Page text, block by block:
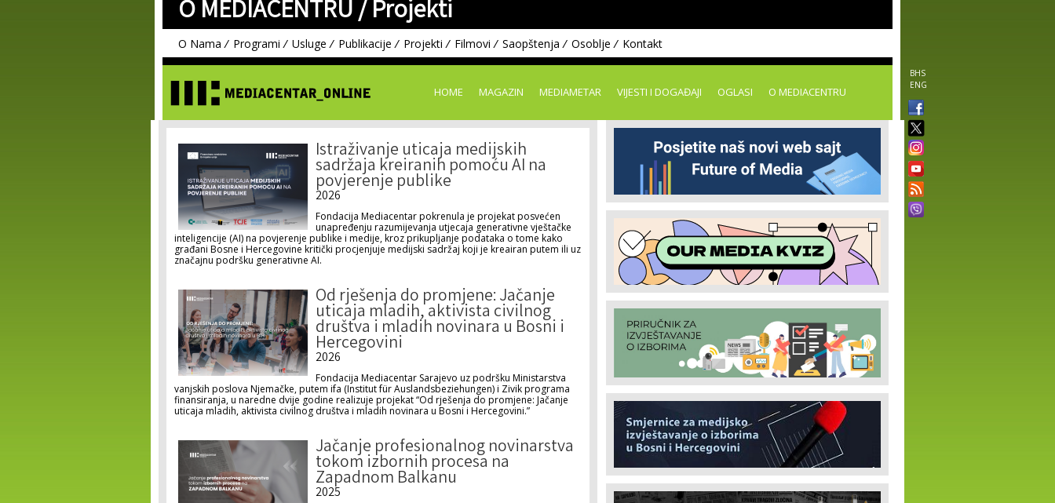
content
O MEDIACENTRU /Projekti
O Nama Programi Usluge Publikacije Projekti Filmovi Saopštenja Osoblje Kontakt
BHS
ENG
HOME MAGAZIN MEDIAMETAR VIJESTI I DOGAĐAJI OGLASI O MEDIACENTRU
Istraživanje uticaja medijskih
sadržaja kreiranih pomoću AI na
povjerenje publike
2026
Fondacija Mediacentar pokrenula je projekat posvećen
unapređenju razumijevanja utjecaja generativne vještačke
inteligencije (AI) na povjerenje publike i medije, kroz prikupljanje podataka o tome kako
građani Bosne i Hercegovine kritički procjenjuje medijski sadržaj koji je kreairan putem ili uz
značajnu podršku generativne AI.
Od rješenja do promjene: Jačanje
uticaja mladih, aktivista civilnog
društva i mladih novinara u Bosni i
Hercegovini
2026
Fondacija Mediacentar Sarajevo uz podršku Ministarstva
vanjskih poslova Njemačke, putem ifa (Institut für Auslandsbeziehungen) i Zivik programa
finansiranja, u naredne dvije godine realizuje projekat “Od rješenja do promjene: Jačanje
uticaja mladih, aktivista civilnog društva i mladih novinara u Bosni i Hercegovini.”
Jačanje profesionalnog novinarstva
tokom izbornih procesa na
Zapadnom Balkanu
2025